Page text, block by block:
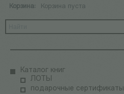
Корзина: Корзина пуста
Каталог книг
ЛОТЫ
подарочные сертификаты